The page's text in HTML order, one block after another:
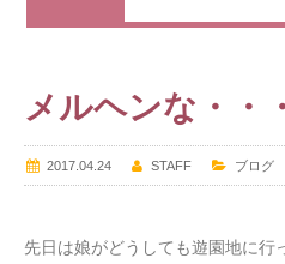
メルヘンな・・・
2017.04.24 STAFF ブログ
先日は娘がどうしても遊園地に行